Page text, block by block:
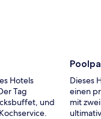
Hotels
Tag
und
Dieses
einen
mit